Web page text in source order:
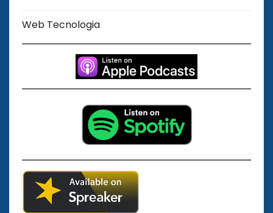
Web Tecnologia